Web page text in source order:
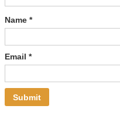
Name *
Email *